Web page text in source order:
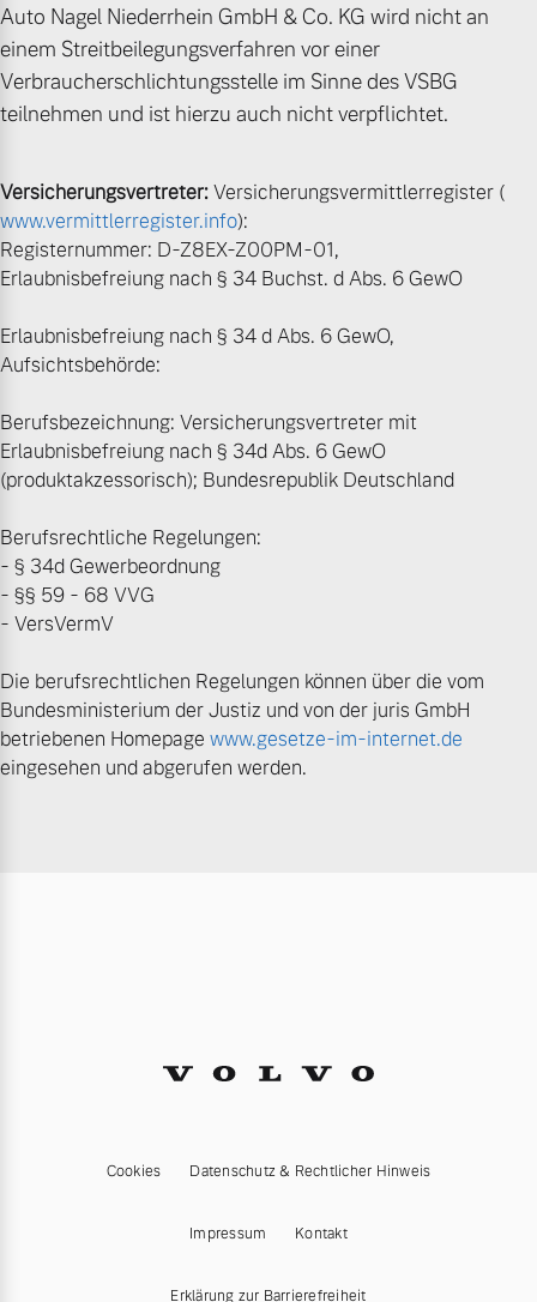
Die Neuwagenalternative
Mehr erfahren
Editionsmodelle
Jetzt kennenlernen
Mehr erfahren
Frühjahrscheck
Entdecken Sie unsere
saisonalen Angebote.
Mehr erfahren
Finanzierung & Leasing
Auto Nagel Niederrhein GmbH & Co. KG wird nicht an
einem Streitbeilegungsverfahren vor einer
Verbraucherschlichtungsstelle im Sinne des VSBG
teilnehmen und ist hierzu auch nicht verpflichtet.
Versicherungsvertreter:Versicherungsvermittlerregister (
www.vermittlerregister.info):
Registernummer: D-Z8EX-Z00PM-01,
Erlaubnisbefreiung nach § 34 Buchst. d Abs. 6 GewO
Erlaubnisbefreiung nach § 34 d Abs. 6 GewO,
Aufsichtsbehörde:
Berufsbezeichnung: Versicherungsvertreter mit
Erlaubnisbefreiung nach § 34d Abs. 6 GewO
(produktakzessorisch); Bundesrepublik Deutschland
Berufsrechtliche Regelungen:
- § 34d Gewerbeordnung
- §§ 59 - 68 VVG
- VersVermV
Die berufsrechtlichen Regelungen können über die vom
Bundesministerium der Justiz und von der juris GmbH
betriebenen Homepage www.gesetze-im-internet.de
eingesehen und abgerufen werden.
Cookies Datenschutz & Rechtlicher Hinweis
Impressum Kontakt
Erklärung zur Barrierefreiheit